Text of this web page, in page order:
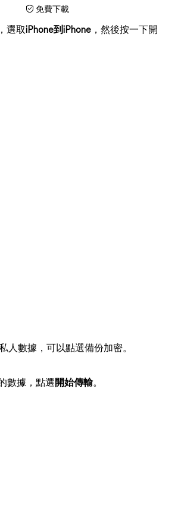
免費下載
選取iPhone到iPhone ，然後按一下開
人數據，可以點選備份加密。
數據，點選開始傳輸。